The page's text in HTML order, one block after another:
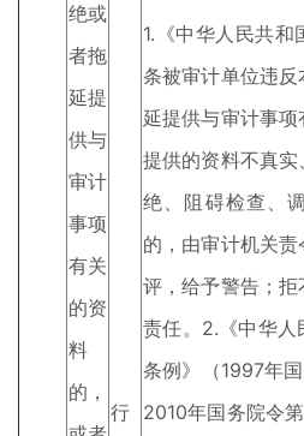
绝或
者拖
延提
供与
审计
事项
有关
的资
料
的，
行
1.《中华人民共
条被审计单位违
延提供与审计事
提供的资料不真
绝、阻碍检查、
的，由审计机关
评，给予警告；
责任。2.《中华人
条例》（1997年
2010年国务院令